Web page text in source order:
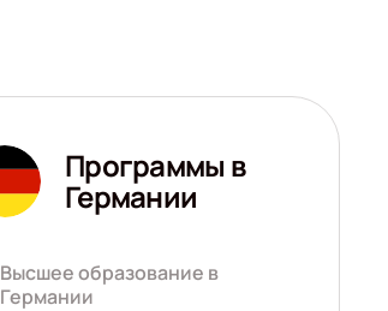
Программы в
Германии
Высшее образование в
Германии